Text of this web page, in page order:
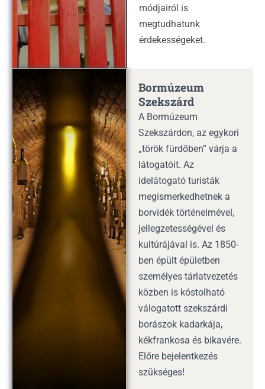
módjairól is
megtudhatunk
érdekességeket.
Bormúzeum
Szekszárd
A Bormúzeum
Szekszárdon, az egykori
„török fürdőben” várja a
látogatóit. Az
idelátogató turisták
megismerkedhetnek a
borvidék történelmével,
jellegzetességével és
kultúrájával is. Az 1850-
ben épült épületben
személyes tárlatvezetés
közben is kóstolható
válogatott szekszárdi
borászok kadarkája,
kékfrankosa és bikavére.
Előre bejelentkezés
szükséges!